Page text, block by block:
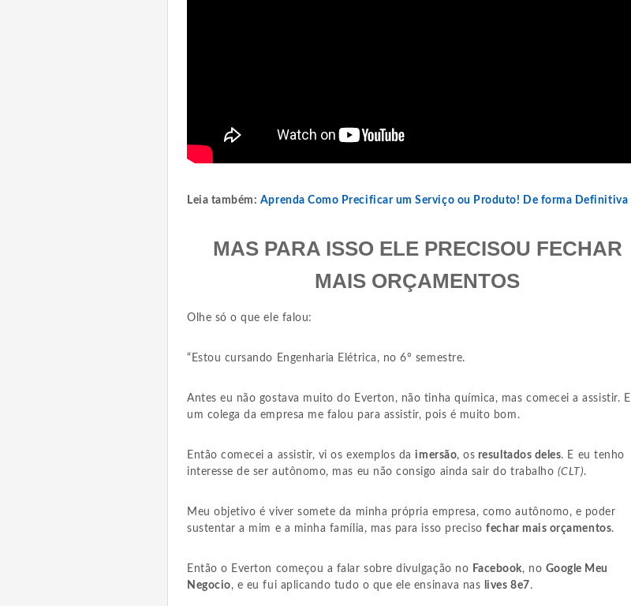
Leia também: Aprenda Como Precificar um Serviço ou Produto! De forma Definitiva
MAS PARA ISSO ELE PRECISOU FECHAR
MAIS ORÇAMENTOS
Olhe só o que ele falou:
“Estou cursando Engenharia Elétrica, no 6º semestre.
Antes eu não gostava muito do Everton, não tinha química, mas comecei a assistir. E
um colega da empresa me falou para assistir, pois é muito bom.
Então comecei a assistir, vi os exemplos da imersão, os resultados deles. E eu tenho
interesse de ser autônomo, mas eu não consigo ainda sair do trabalho (CLT).
Meu objetivo é viver somete da minha própria empresa, como autônomo, e poder
sustentar a mim e a minha família, mas para isso precisofechar mais orçamentos.
Então o Everton começou a falar sobre divulgação no Facebook, no Google Meu
Negocio, e eu fui aplicando tudo o que ele ensinava nas lives 8e7 .